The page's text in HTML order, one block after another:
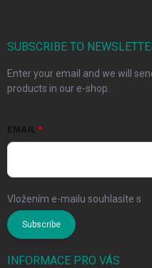
SUBSCRIBE TO
Enter your email and we will
products in our e-shop.
EMAIL
Vložením e-mailu souhlasíte s
Subscribe
INFORMACE PRO VÁS